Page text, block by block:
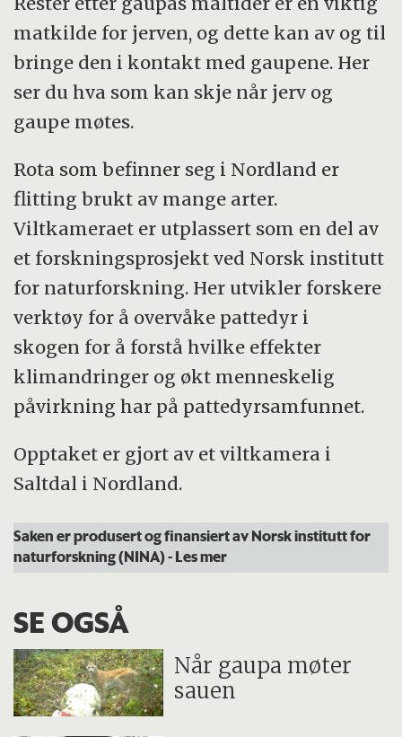
matkilde for jerven, og dette kan av og til
bringe den i kontakt med gaupene. Her
ser du hva som kan skje når jerv og
gaupe møtes.
Rota som befinner seg i Nordland er
flitting brukt av mange arter.
Viltkameraet er utplassert som en del av
et forskningsprosjekt ved Norsk institutt
for naturforskning. Her utvikler forskere
verktøy for å overvåke pattedyr i
skogen for å forstå hvilke effekter
klimandringer og økt menneskelig
påvirkning har på pattedyrsamfunnet.
Opptaket er gjort av et viltkamera i
Saltdal i Nordland.
Saken er produsert og finansiert av Norsk institutt for
naturforskning (NINA)- Les mer
SE OGSÅ
Når gaupa møter
sauen